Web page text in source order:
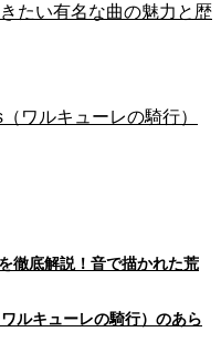
たい有名な曲の魅力と歴
ワルキューレの騎行）
徹底解説！音で描かれた荒
ルキューレの騎行）のあら